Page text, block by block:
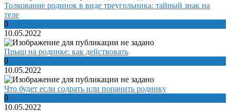
Толкование родинок в виде треугольника: тайный знак на
теле
0
10.05.2022
Прыщ на родинке: как действовать
0
10.05.2022
Что будет если содрать или поранить родинку
0
10.05.2022